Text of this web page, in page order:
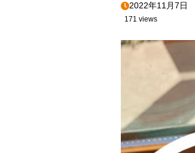
2022年11月7日
171 views